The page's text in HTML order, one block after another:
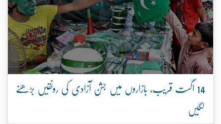
14 اگست قریب، بازاروں میں جشن آزادی کی رونقیں بڑھنے
لگیں